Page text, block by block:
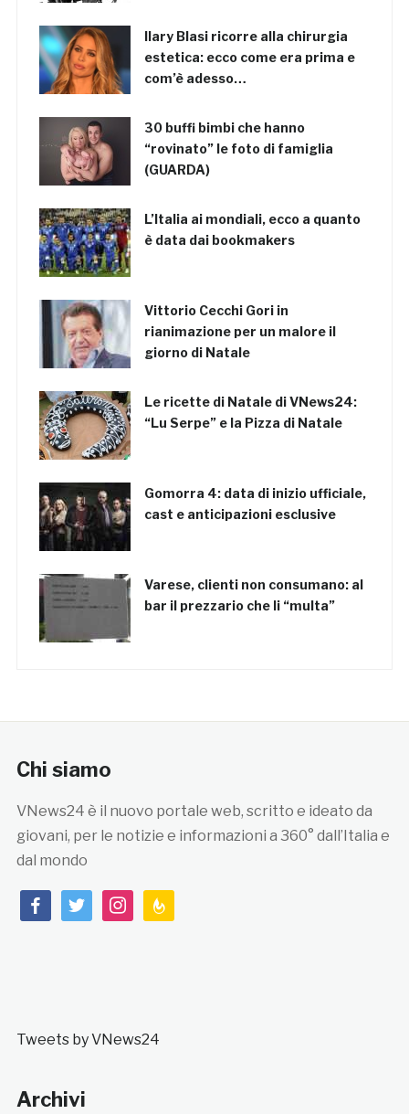
Ilary Blasi ricorre alla chirurgia
estetica: ecco come era prima e
com’è adesso…
30 buffi bimbi che hanno
“rovinato” le foto di famiglia
(GUARDA)
L’Italia ai mondiali, ecco a quanto
è data dai bookmakers
Vittorio Cecchi Gori in
rianimazione per un malore il
giorno di Natale
Le ricette di Natale di VNews24:
“Lu Serpe” e la Pizza di Natale
Gomorra 4: data di inizio ufficiale,
cast e anticipazioni esclusive
Varese, clienti non consumano: al
bar il prezzario che li “multa”
Chi siamo
VNews24 è il nuovo portale web, scritto e ideato da
giovani, per le notizie e informazioni a 360° dall’Italia e
dal mondo
facebooktwitterinstagramfeedburner
Tweets by VNews24
Archivi